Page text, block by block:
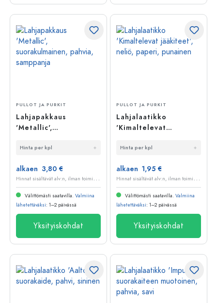
PULLOT JA PURKIT
Lahjapakkaus
'Metallic',
pahvia, samppanja
Hinta per kpl
alkaen 3,80 €
H
innat sisältävät alv:n, ilman toimituskuluja
Välittömästi saatavilla. Valmiina
lähetettäväksi: 1–2 päivässä
Yksityiskohdat
PULLOT JA PURKIT
Lahjalaatikko
'Kimaltelevat
paperi, punainen
Hinta per kpl
alkaen 1,95 €
H
innat sisältävät alv:n, ilman toimituskuluja
Välittömästi saatavilla. Valmiina
lähetettäväksi: 1–2 päivässä
Yksityiskohdat